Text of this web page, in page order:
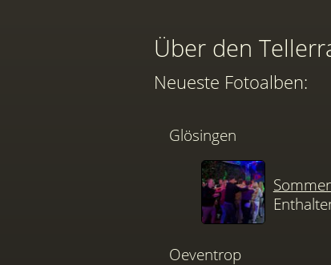
Über den
Neueste Fotoalben:
Glösingen
Oeventrop